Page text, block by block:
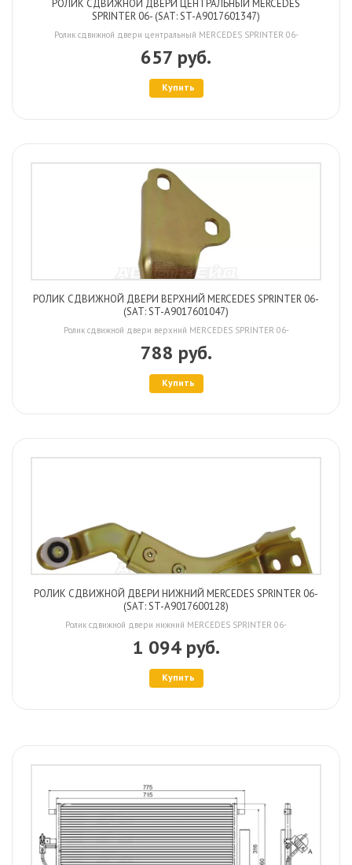
РОЛИК СДВИЖНОЙ ДВЕРИ ЦЕНТРАЛЬНЫЙ MERCEDES
SPRINTER 06- (SAT: ST-A9017601347)
Ролик сдвижной двери центральный MERCEDES SPRINTER 06-
657 руб.
Купить
РОЛИК СДВИЖНОЙ ДВЕРИ ВЕРХНИЙ MERCEDES SPRINTER 06-
(SAT: ST-A9017601047)
Ролик сдвижной двери верхний MERCEDES SPRINTER 06-
788 руб.
Купить
РОЛИК СДВИЖНОЙ ДВЕРИ НИЖНИЙ MERCEDES SPRINTER 06-
(SAT: ST-A9017600128)
Ролик сдвижной двери нижний MERCEDES SPRINTER 06-
1 094 руб.
Купить